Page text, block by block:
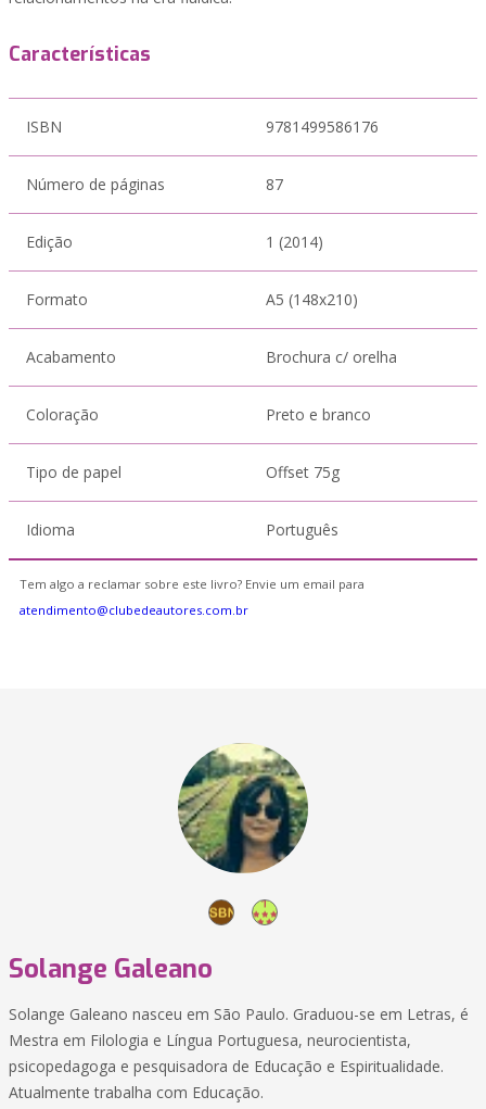
Características
ISBN 9781499586176
Número de páginas 87
Edição 1 (2014)
Formato A5 (148x210)
Acabamento Brochura c/ orelha
Coloração Preto e branco
Tipo de papel Offset 75g
Idioma Português
Tem algo a reclamar sobre este livro? Envie um email para
atendimento@clubedeautores.com.br
Solange Galeano
Solange Galeano nasceu em São Paulo. Graduou-se em Letras, é
Mestra em Filologia e Língua Portuguesa, neurocientista,
psicopedagoga e pesquisadora de Educação e Espiritualidade.
Atualmente trabalha com Educação.